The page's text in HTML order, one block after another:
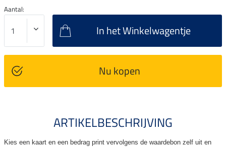
Aantal:
In het Winkelwagentje
Nu kopen
ARTIKELBESCHRIJVING
Kies een kaart en een bedrag print vervolgens de waardebon zelf uit en